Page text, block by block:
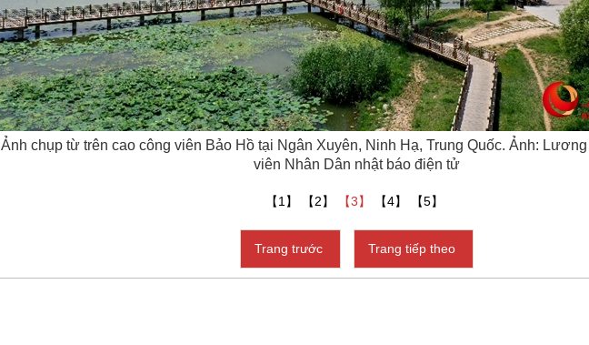
Ảnh chụp từ trên cao công viên Bảo Hồ tại Ngân Xuyên, Ninh Hạ, Trung Quốc. Ảnh:
viên Nhân Dân nhật báo điện tử
【1】 【2】 【3】 【4】 【5】
Trang trước Trang tiếp theo